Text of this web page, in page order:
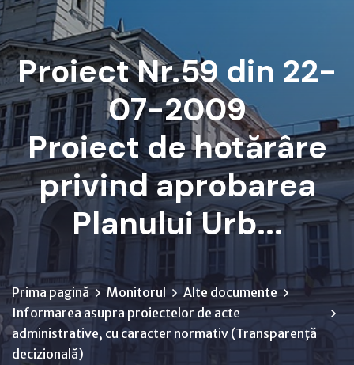
Proiect Nr.59 din 22-
07-2009
Proiect de hotărâre
privind aprobarea
Planului Urb...
Prima pagină Monitorul
Alte documente
Informarea asupra proiectelor de acte
administrative, cu caracter normativ (Transparenţă
decizională)